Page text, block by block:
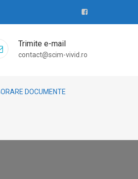
Trimite e-mail
contact@scim-vivid.ro
DOCUMENTE